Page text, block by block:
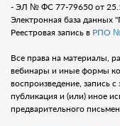
- ЭЛ № ФС 77-79650 от
Электронная база
Реестровая запись в РПО
Все права на материалы,
вебинары и иные формы
воспроизведение, запись
публикация и (или) иное
предварительного